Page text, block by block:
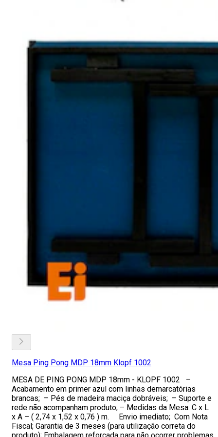
Mesa Ping Pong MDP 18mm Klopf 1002
MESA DE PING PONG MDP 18mm - KLOPF 1002 –
Acabamento em primer azul com linhas demarcatórias
brancas; – Pés de madeira maciça dobráveis; – Suporte e
rede não acompanham produto; – Medidas da Mesa: C x L
x A – ( 2,74 x 1,52 x 0,76 ) m. Envio imediato; Com Nota
Fiscal; Garantia de 3 meses (para utilização correta do